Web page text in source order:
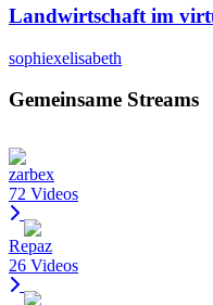
Landwirtschaft im
sophiexelisabeth
Gemeinsame Streams
zarbex
72 Videos
Repaz
26 Videos